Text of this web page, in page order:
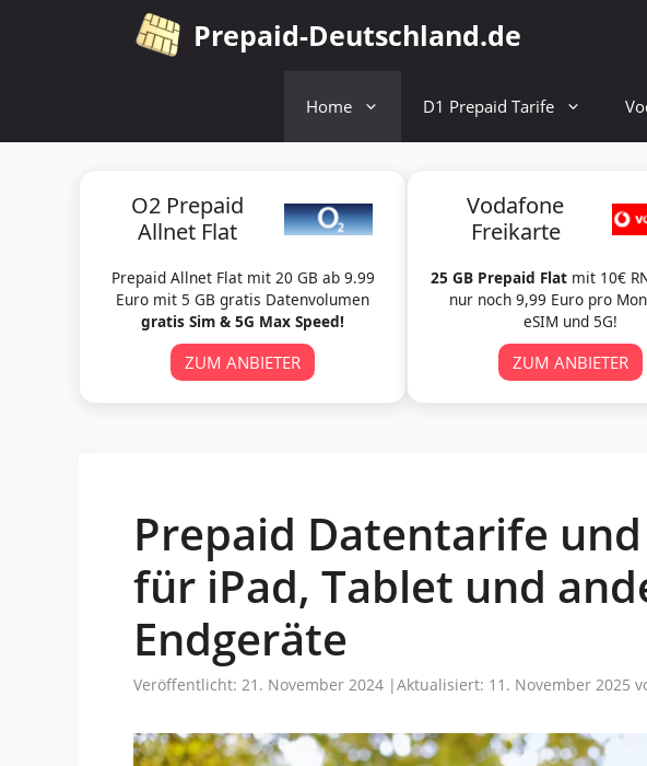
Prepaid-Deutschland.de
Home D1 Prepaid Tarife
O2 Prepaid
Allnet Flat
Prepaid Allnet Flat mit 20 GB ab 9.99
Euro mit 5 GB gratis Datenvolumen
gratis Sim & 5G Max Speed!
ZUM ANBIETER
Vodafone
Freikarte
25 GB Prepaid Flatmit 10€
nur noch 9,99 Euro pro
eSIM und 5G!
ZUM ANBIETER
Prepaid Datentarife
für iPad, Tablet und
Endgeräte
Veröffentlicht: 21. November 2024 |Aktualisiert: 11. November 2025